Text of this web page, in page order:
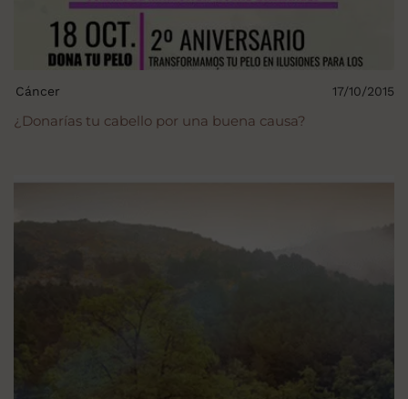
¿Donarías tu cabello por una buena causa?
Cáncer 17/10/2015